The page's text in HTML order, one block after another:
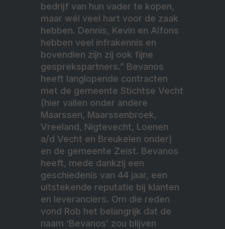
bedrijf van hun vader te kopen,
maar wél veel hart voor de zaak
hebben. Dennis, Kevin en Alfons
hebben veel infrakennis en
bovendien zijn zij ook fijne
gesprekspartners.” Bevanos
heeft langlopende contracten
met de gemeente Stichtse Vecht
(hier vallen onder andere
Maarssen, Maarssenbroek,
Vreeland, Nigtevecht, Loenen
a/d Vecht en Breukelen onder)
en de gemeente Zeist. Bevanos
heeft, mede dankzij een
geschiedenis van 44 jaar, een
uitstekende reputatie bij klanten
en leveranciers. Om die reden
vond Rob het belangrijk dat de
naam ‘Bevanos’ zou blijven